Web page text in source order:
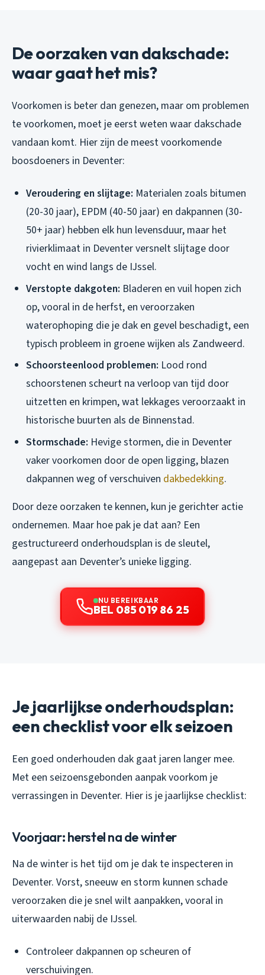
De oorzaken van dakschade:
waar gaat het mis?
Voorkomen is beter dan genezen, maar om problemen
te voorkomen, moet je eerst weten waar dakschade
vandaan komt. Hier zijn de meest voorkomende
boosdoeners in Deventer:
Veroudering en slijtage: Materialen zoals bitumen
(20-30 jaar), EPDM (40-50 jaar) en dakpannen (30-
50+ jaar) hebben elk hun levensduur, maar het
rivierklimaat in Deventer versnelt slijtage door
vocht en wind langs de IJssel.
Verstopte dakgoten: Bladeren en vuil hopen zich
op, vooral in de herfst, en veroorzaken
waterophoping die je dak en gevel beschadigt, een
typisch probleem in groene wijken als Zandweerd.
Schoorsteenlood problemen: Lood rond
schoorstenen scheurt na verloop van tijd door
uitzetten en krimpen, wat lekkages veroorzaakt in
historische buurten als de Binnenstad.
Stormschade: Hevige stormen, die in Deventer
vaker voorkomen door de open ligging, blazen
dakpannen weg of verschuiven dakbedekking.
Door deze oorzaken te kennen, kun je gerichter actie
ondernemen. Maar hoe pak je dat aan? Een
gestructureerd onderhoudsplan is de sleutel,
aangepast aan Deventer’s unieke ligging.
NU BEREIKBAAR
BEL 085 019 86 25
Je jaarlijkse onderhoudsplan:
een checklist voor elk seizoen
Een goed onderhouden dak gaat jaren langer mee.
Met een seizoensgebonden aanpak voorkom je
verrassingen in Deventer. Hier is je jaarlijkse checklist:
Voorjaar: herstel na de winter
Na de winter is het tijd om je dak te inspecteren in
Deventer. Vorst, sneeuw en storm kunnen schade
veroorzaken die je snel wilt aanpakken, vooral in
uiterwaarden nabij de IJssel.
Controleer dakpannen op scheuren of
verschuivingen.